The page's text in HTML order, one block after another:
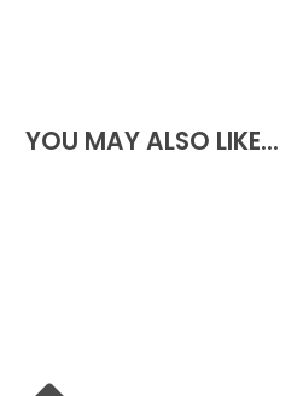
YOU MAY ALSO LIKE...